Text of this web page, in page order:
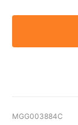
MGG003884C